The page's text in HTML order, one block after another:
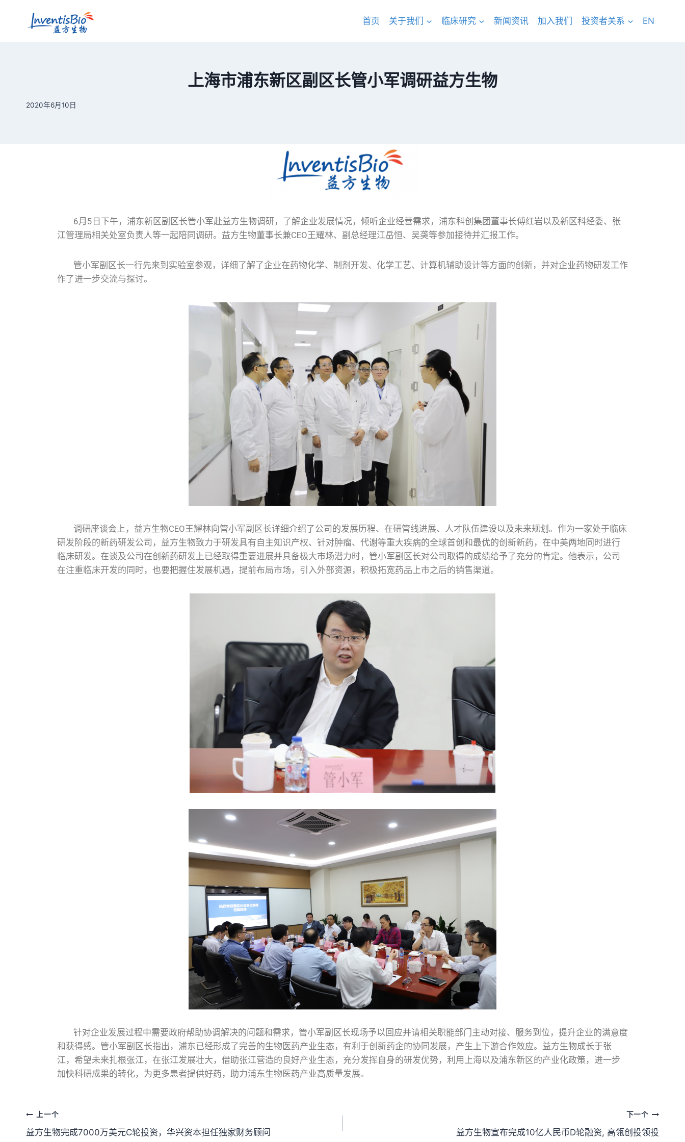
首页 关于我们 临床研究 新闻资讯 加入我们 投资者关系 EN
上海市浦东新区副区长管小军调研益方生物
2020年6月10日
6月5日下午，浦东新区副区长管小军赴益方生物调研，了解企业发展情况，倾听企业经营需求，浦东科创集团董事长傅红岩以及新区科经委、张
江管理局相关处室负责人等一起陪同调研。益方生物董事长兼CEO王耀林、副总经理江岳恒、吴䶮等参加接待并汇报工作。
管小军副区长一行先来到实验室参观，详细了解了企业在药物化学、制剂开发、化学工艺、计算机辅助设计等方面的创新，并对企业药物研发工作
作了进一步交流与探讨。
调研座谈会上，益方生物CEO王耀林向管小军副区长详细介绍了公司的发展历程、在研管线进展、人才队伍建设以及未来规划。作为一家处于临床
研发阶段的新药研发公司，益方生物致力于研发具有自主知识产权、针对肿瘤、代谢等重大疾病的全球首创和最优的创新新药，在中美两地同时进行
临床研发。在谈及公司在创新药研发上已经取得重要进展并具备极大市场潜力时，管小军副区长对公司取得的成绩给予了充分的肯定。他表示，公司
在注重临床开发的同时，也要把握住发展机遇，提前布局市场，引入外部资源，积极拓宽药品上市之后的销售渠道。
针对企业发展过程中需要政府帮助协调解决的问题和需求，管小军副区长现场予以回应并请相关职能部门主动对接、服务到位，提升企业的满意度
和获得感。管小军副区长指出，浦东已经形成了完善的生物医药产业生态，有利于创新药企的协同发展，产生上下游合作效应。益方生物成长于张
江，希望未来扎根张江，在张江发展壮大，借助张江营造的良好产业生态，充分发挥自身的研发优势，利用上海以及浦东新区的产业化政策，进一步
加快科研成果的转化，为更多患者提供好药，助力浦东生物医药产业高质量发展。
上一个
益方生物完成7000万美元C轮投资，华兴资本担任独家财务顾问
下一个
益方生物宣布完成10亿人民币D轮融资, 高瓴创投领投